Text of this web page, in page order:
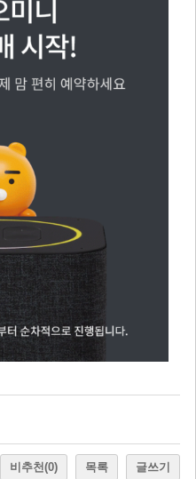
비추천(0) 목록 글쓰기